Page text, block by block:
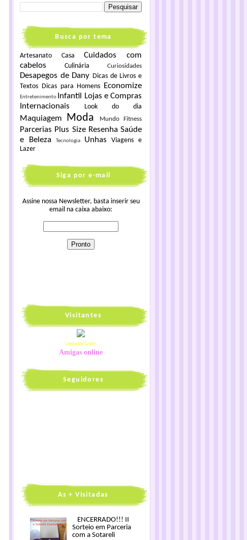
Busca por tema
Artesanato Casa
Cuidados com
cabelos
Culinária Curiosidades
Desapegos de Dany Dicas de Livros e
Textos Dicas para Homens Economize
Entretenimento Infantil
Lojas e Compras
Internacionais
Look do dia
Maquiagem Moda Mundo Fitness
Parcerias Plus Size Resenha Saúde
e Beleza
Tecnologia Unhas
Viagens e
Lazer
Siga por e-mail
Assine nossa Newsletter, basta inserir seu
email na caixa abaixo:
Visitantes
Contador Grátis
Amigas online
Seguidores
As + Visitadas
ENCERRADO!!! II
Sorteio em Parceria
com a Sotareli